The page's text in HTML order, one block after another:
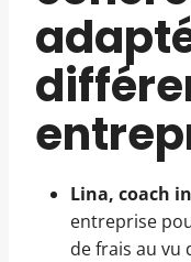
Lina, coach
entreprise
de frais au vu